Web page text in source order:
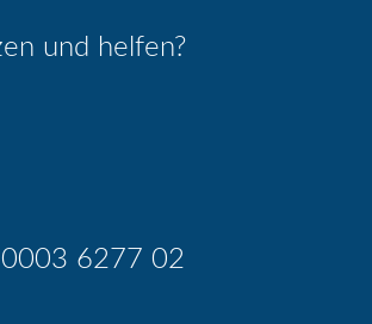
und helfen?
6277 02